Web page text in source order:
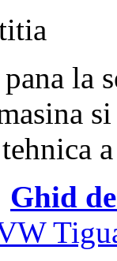
la
si
Ghid